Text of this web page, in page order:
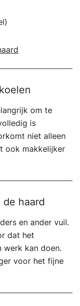
om te
is
niet alleen
ook makkelijker
de haard
en ander vuil.
dat het
werk kan doen.
voor het fijne